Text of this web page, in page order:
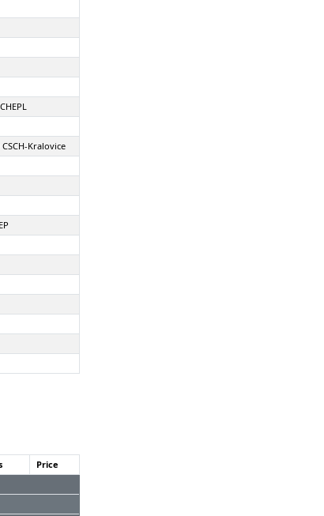
Kralovice
Price